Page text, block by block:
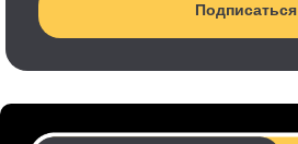
Подписаться